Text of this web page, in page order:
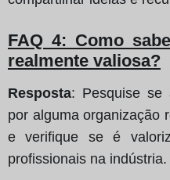
FAQ 4: Como
realmente valiosa?
Resposta: Pesquise se
por alguma organização
e verifique se é
profissionais na indústria.